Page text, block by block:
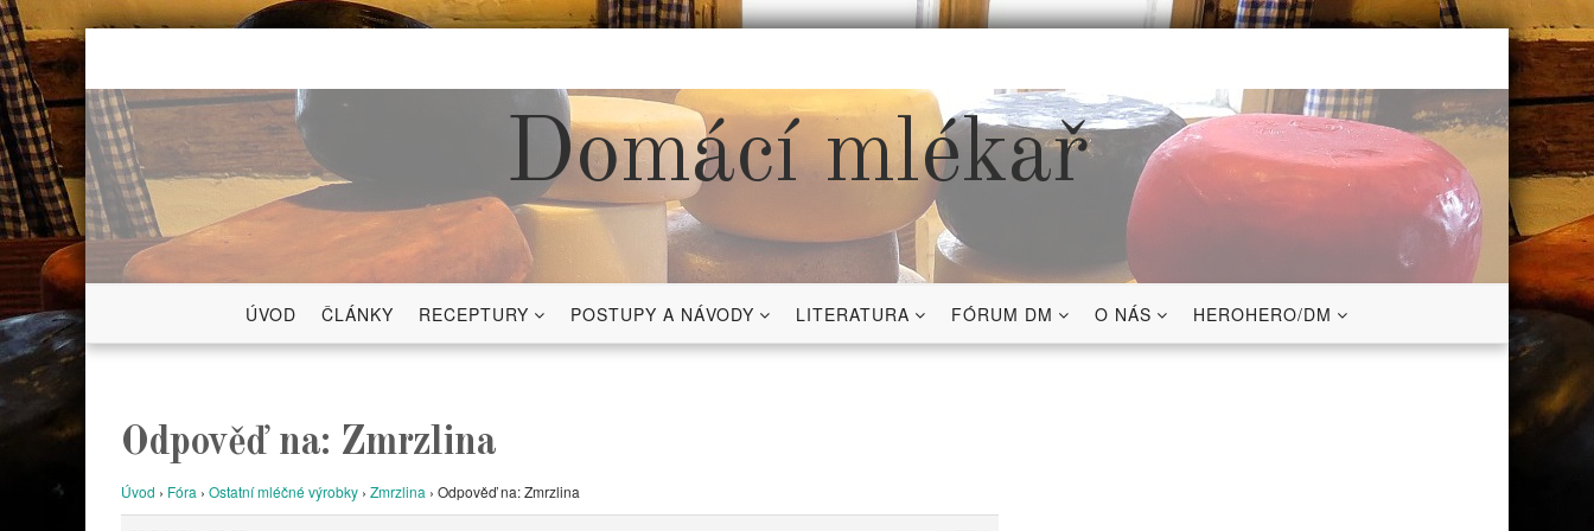
Skip
content
Domácí mlékař
ÚVOD ČLÁNKY RECEPTURY POSTUPY A NÁVODY LITERATURA FÓRUM DM O NÁS HEROHERO/DM
Odpověď na: Zmrzlina
Úvod › Fóra › Ostatní mléčné výrobky › Zmrzlina › Odpověď na: Zmrzlina